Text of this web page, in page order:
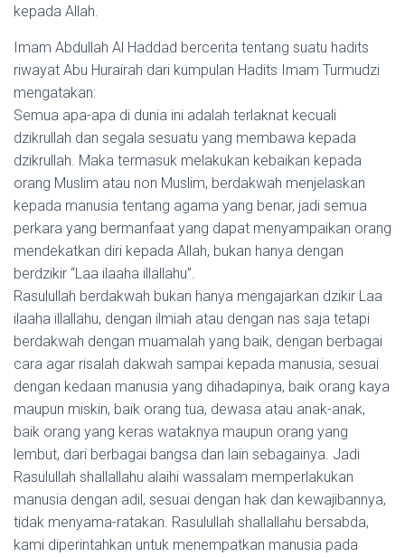
kepada Allah.
Imam Abdullah Al Haddad bercerita tentang suatu hadits
riwayat Abu Hurairah dari kumpulan Hadits Imam Turmudzi
mengatakan:
Semua apa-apa di dunia ini adalah terlaknat kecuali
dzikrullah dan segala sesuatu yang membawa kepada
dzikrullah. Maka termasuk melakukan kebaikan kepada
orang Muslim atau non Muslim, berdakwah menjelaskan
kepada manusia tentang agama yang benar, jadi semua
perkara yang bermanfaat yang dapat menyampaikan orang
mendekatkan diri kepada Allah, bukan hanya dengan
berdzikir “Laa ilaaha illallahu”.
Rasulullah berdakwah bukan hanya mengajarkan dzikir Laa
ilaaha illallahu, dengan ilmiah atau dengan nas saja tetapi
berdakwah dengan muamalah yang baik, dengan berbagai
cara agar risalah dakwah sampai kepada manusia, sesuai
dengan kedaan manusia yang dihadapinya, baik orang kaya
maupun miskin, baik orang tua, dewasa atau anak-anak,
baik orang yang keras wataknya maupun orang yang
lembut, dari berbagai bangsa dan lain sebagainya. Jadi
Rasulullah shallallahu alaihi wassalam memperlakukan
manusia dengan adil, sesuai dengan hak dan kewajibannya,
tidak menyama-ratakan. Rasulullah shallallahu bersabda,
kami diperintahkan untuk menempatkan manusia pada